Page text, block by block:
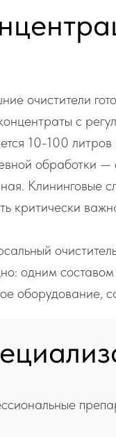
очистители
с
10-100
обработки —
Клининговые
критически
одним
оборудование,